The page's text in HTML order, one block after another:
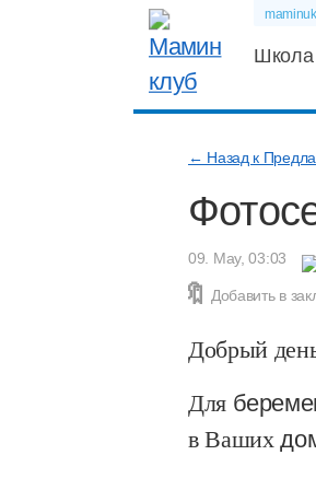
Школа
← Назад к
09. May, 03:03
Добавить в
Добрый
Для
в Ваших